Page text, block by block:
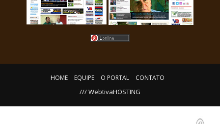
HOME EQUIPE O PORTAL CONTATO
/// WebtivaHOSTING